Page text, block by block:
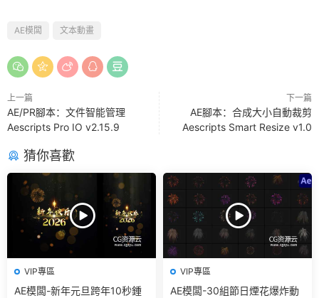
AE模闆 文本動畫
上一篇
AE/PR腳本：文件智能管理
Aescripts Pro IO v2.15.9
下一篇
AE腳本：合成大小自動裁剪
Aescripts Smart Resize v1.0
猜你喜歡
VIP專區
AE模闆-新年元旦跨年10秒鍾
VIP專區
AE模闆-30組節日煙花爆炸動